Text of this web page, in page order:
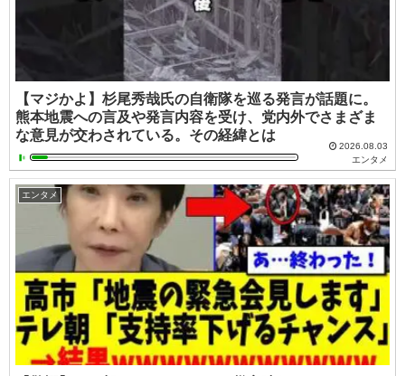
【マジかよ】杉尾秀哉氏の自衛隊を巡る発言が話題に。
熊本地震への言及や発言内容を受け、党内外でさまざま
な意見が交わされている。その経緯とは
2026.08.03
エンタメ
エンタメ